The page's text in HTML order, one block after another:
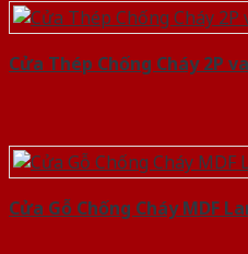
Cửa Thép Chống Cháy 2P
Cửa Gỗ Chống Cháy MDF